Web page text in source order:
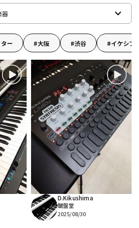
その他楽器
エフェクター
DTM
品 レコーディング機器
楽器アクセサリ
ヴィンテージ
器
ー 大阪 渋谷 イケシブ
D.Kikushima
鍵盤堂
2025/08/30